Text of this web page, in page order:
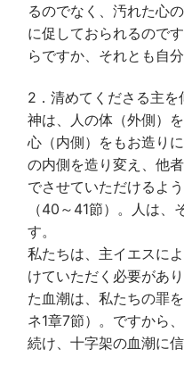
るのでなく、汚れた心
に促しておられるので
らですか、それとも自
2．清めてくださる主
神は、人の体（外側）
心（内側）をもお造り
の内側を造り変え、他
でさせていただけるよ
（40～41節）。人は
す。
私たちは、主イエスに
けていただく必要があ
た血潮は、私たちの罪
ネ1章7節）。ですから
続け、十字架の血潮に